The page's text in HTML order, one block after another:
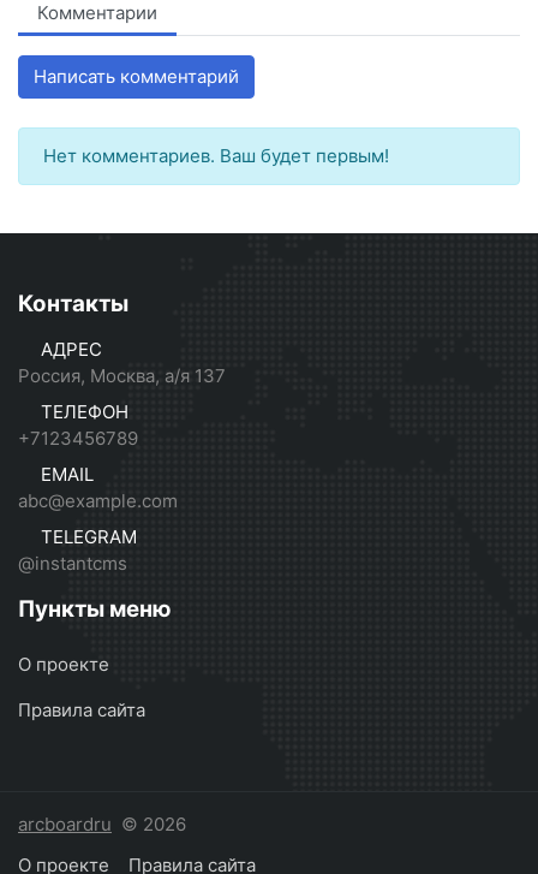
Комментарии
Написать комментарий
Нет комментариев. Ваш будет первым!
Контакты
АДРЕС
Россия, Москва, а/я 137
ТЕЛЕФОН
+7123456789
EMAIL
abc@example.com
TELEGRAM
@instantcms
Пункты меню
О проекте
Правила сайта
arcboardru © 2026
О проекте
Правила сайта